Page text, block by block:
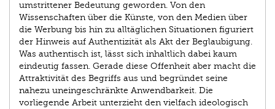
umstrittener Bedeutung geworden. Von den
Wissenschaften über die Künste, von den Medien über
die Werbung bis hin zu alltäglichen Situationen figuriert
der Hinweis auf Authentizität als Akt der Beglaubigung.
Was authentisch ist, lässt sich inhaltlich dabei kaum
eindeutig fassen. Gerade diese Offenheit aber macht die
Attraktivität des Begriffs aus und begründet seine
nahezu uneingeschränkte Anwendbarkeit. Die
vorliegende Arbeit unterzieht den vielfach ideologisch